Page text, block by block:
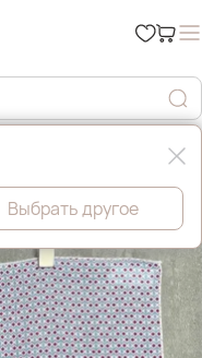
Выбрать другое